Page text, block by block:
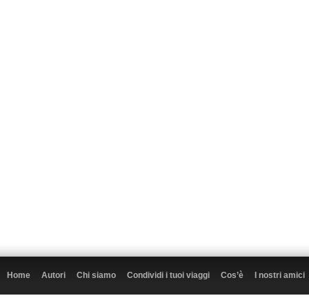
Home Autori Chi siamo Condividi i tuoi viaggi Cos’è I nostri amici